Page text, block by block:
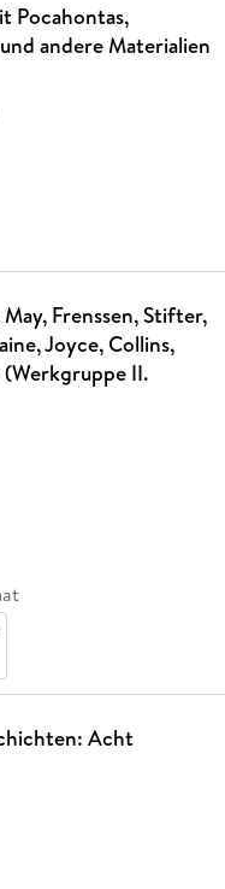
Pocahontas,
andere Materialien
Frenssen, Stifter,
Joyce, Collins,
II.
Acht